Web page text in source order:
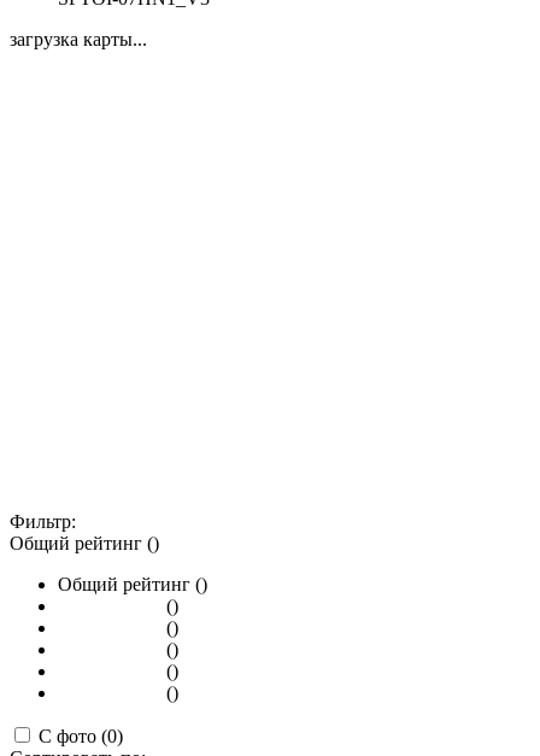
загрузка карты...
Фильтр:
Общий рейтинг ()
Общий рейтинг ()
()
()
()
()
()
С фото (0)